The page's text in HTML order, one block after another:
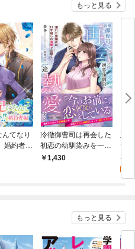
もっと見る
てなり
婚約者
: 1
冷徹御曹司は再会した
初恋の幼馴染みを一途
に熱愛する～濡れた紫
1,430
た
もっと見る